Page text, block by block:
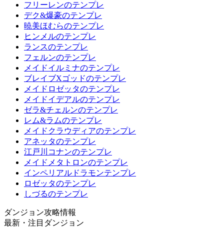
フリーレンのテンプレ
デク&爆豪のテンプレ
暁美ほむらのテンプレ
ヒンメルのテンプレ
ランスのテンプレ
フェルンのテンプレ
メイドイルミナのテンプレ
ブレイブXゴッドのテンプレ
メイドロゼッタのテンプレ
メイドイデアルのテンプレ
ゼラ&チェルンのテンプレ
レム&ラムのテンプレ
メイドクラウディアのテンプレ
アネッタのテンプレ
江戸川コナンのテンプレ
メイドメタトロンのテンプレ
インペリアルドラモンテンプレ
ロゼッタのテンプレ
しづるのテンプレ
ダンジョン攻略情報
最新・注目ダンジョン